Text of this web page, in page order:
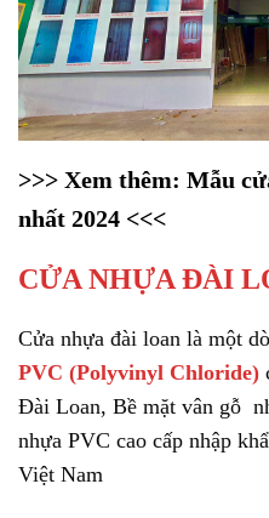
>>> Xem thêm: Mẫu
nhất 2024 <<<
CỬA NHỰA ĐÀI
Cửa nhựa đài loan là một
PVC (Polyvinyl Chloride)
Đài Loan, Bề mặt vân gỗ
nhựa PVC cao cấp nhập
Việt Nam